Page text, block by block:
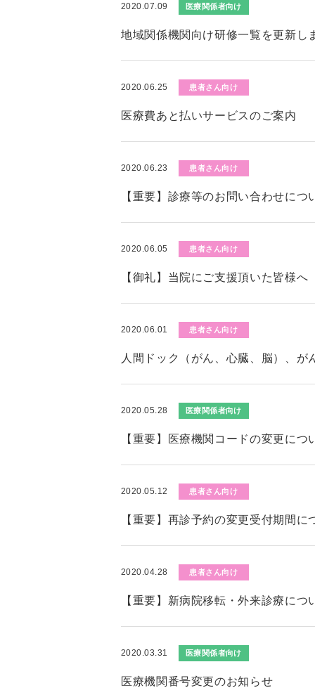
2020.07.09 医療関係者向け
地域関係機関向け研修一覧を更新し
2020.06.25 患者さん向け
医療費あと払いサービスのご案内
2020.06.23 患者さん向け
【重要】診療等のお問い合わせにつ
2020.06.05 患者さん向け
【御礼】当院にご支援頂いた皆様へ
2020.06.01 患者さん向け
人間ドック（がん、心臓、脳）、が
2020.05.28 医療関係者向け
【重要】医療機関コードの変更につ
2020.05.12 患者さん向け
【重要】再診予約の変更受付期間に
2020.04.28 患者さん向け
【重要】新病院移転・外来診療につ
2020.03.31 医療関係者向け
医療機関番号変更のお知らせ